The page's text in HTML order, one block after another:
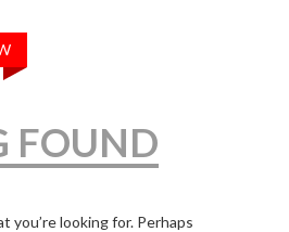
FOUND
you’re looking for. Perhaps